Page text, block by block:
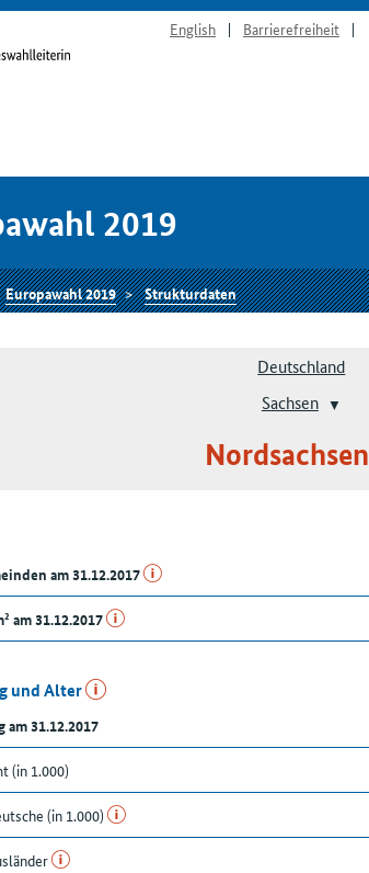
English Barrierefreiheit
2019
Europawahl 2019 Strukturdaten
Deutschland
Sachsen
Nordsachsen
am 31.12.2017
am 31.12.2017
und Alter
am 31.12.2017
(in 1.000)
(in 1.000)